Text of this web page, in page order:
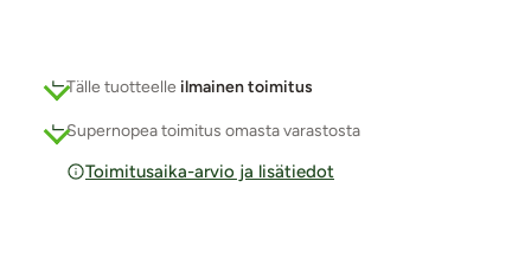
Tälle tuotteelle ilmainen toimitus
Supernopea toimitus omasta varastosta
Toimitusaika-arvio ja lisätiedot